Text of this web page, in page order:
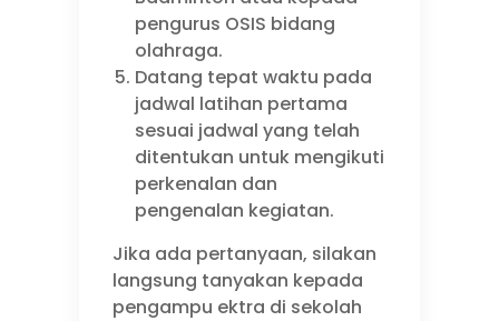
pengurus OSIS bidang
olahraga.
Datang tepat waktu pada
jadwal latihan pertama
sesuai jadwal yang telah
ditentukan untuk mengikuti
perkenalan dan
pengenalan kegiatan.
Jika ada pertanyaan, silakan
langsung tanyakan kepada
pengampu ektra di sekolah